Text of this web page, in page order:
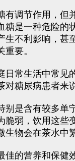
有调节作用，但
糖是一种危险的
生不利影响，甚
要。
日常生活中常
对糖尿病患者来
别是含有较多单
脆弱，饮用这些
生物会在茶水中
佳的营养和保健